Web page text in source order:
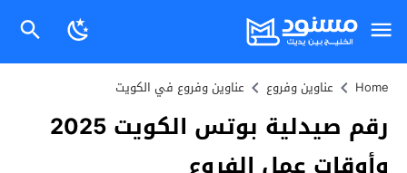
Home عناوين وفروع عناوين وفروع في الكويت
رقم صيدلية بوتس الكويت 2025